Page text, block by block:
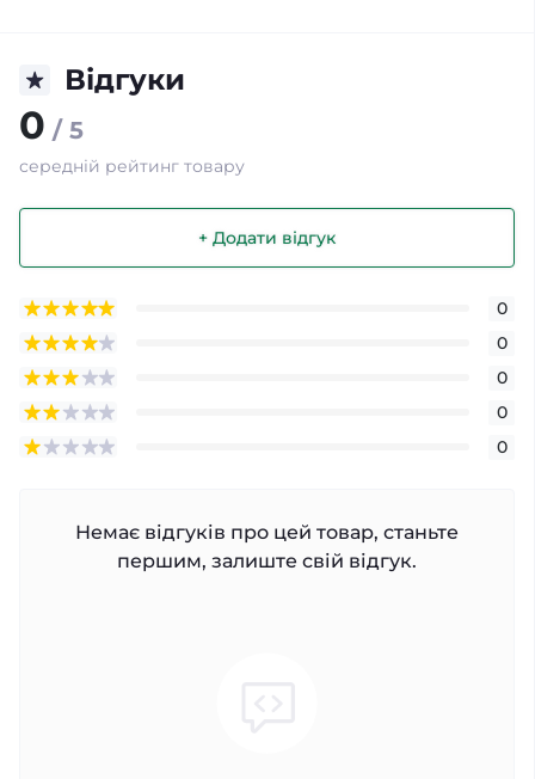
Відгуки
0 / 5
середній рейтинг товару
+ Додати відгук
0
0
0
0
0
Немає відгуків про цей товар, станьте
першим, залиште свій відгук.